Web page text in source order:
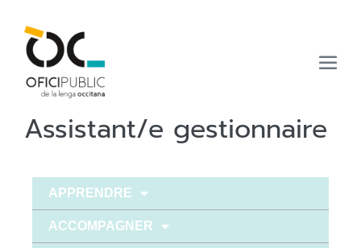
Assistant/e gestionnaire
APPRENDRE
ACCOMPAGNER